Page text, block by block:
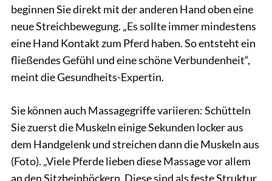
beginnen Sie direkt mit der anderen Hand oben eine
neue Streichbewegung. „Es sollte immer mindestens
eine Hand Kontakt zum Pferd haben. So entsteht ein
fließendes Gefühl und eine schöne Verbundenheit“,
meint die Gesundheits-Expertin.
Sie können auch Massagegriffe variieren: Schütteln
Sie zuerst die Muskeln einige Sekunden locker aus
dem Handgelenk und streichen dann die Muskeln aus
(Foto). „Viele Pferde lieben diese Massage vor allem
an den Sitzbeinhöckern. Diese sind als feste Struktur